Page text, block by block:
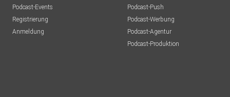
Podcast-Events
Registrierung
Anmeldung
Podcast-Push
Podcast-Werbung
Podcast-Agentur
Podcast-Produktion